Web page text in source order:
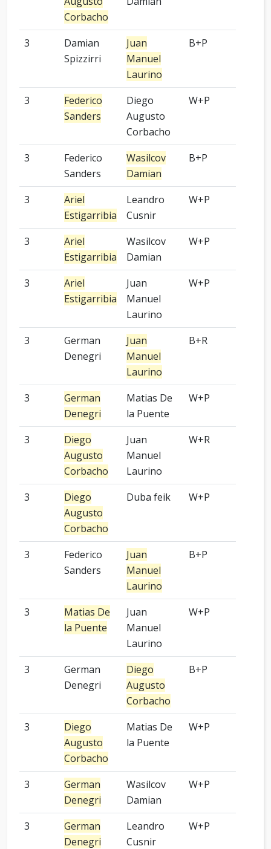
Corbacho
3
Damian
Spizzirri
Juan
Manuel
Laurino
B+P
3
Federico
Sanders
Diego
Augusto
Corbacho
W+P
3
Federico
Sanders
Wasilcov
Damian
B+P
3
Ariel
Estigarribia
Leandro
Cusnir
W+P
3
Ariel
Estigarribia
Wasilcov
Damian
W+P
3
Ariel
Estigarribia
Juan
Manuel
Laurino
W+P
3
German
Denegri
Juan
Manuel
Laurino
B+R
3
German
Denegri
Matias De
la Puente
W+P
3
Diego
Augusto
Corbacho
Juan
Manuel
Laurino
W+R
3
Diego
Augusto
Corbacho
Duba feik W+P
3
Federico
Sanders
Juan
Manuel
Laurino
B+P
3
Matias De
la Puente
Juan
Manuel
Laurino
W+P
3
German
Denegri
Diego
Augusto
Corbacho
B+P
3
Diego
Augusto
Corbacho
Matias De
la Puente
W+P
3
German
Denegri
Wasilcov
Damian
W+P
3
German
Denegri
Leandro
Cusnir
W+P